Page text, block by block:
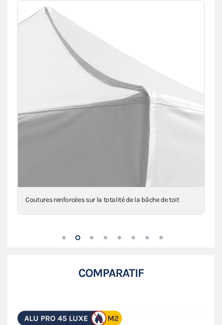
Renforts en toile au niveau des angles, mât(s) et
COMPARATIF